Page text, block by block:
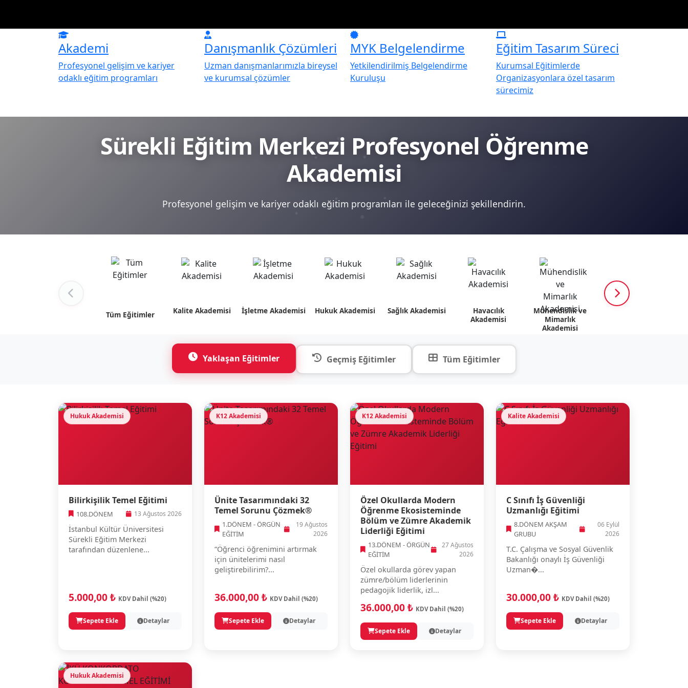
Akademi
Profesyonel gelişim ve kariyer
odaklı eğitim programları
Danışmanlık Çözümleri
Uzman danışmanlarımızla bireysel
ve kurumsal çözümler
MYK Belgelendirme
Yetkilendirilmiş Belgelendirme
Kuruluşu
Eğitim Tasarım Süreci
Kurumsal Eğitimlerde
Organizasyonlara özel tasarım
sürecimiz
Sürekli Eğitim Merkezi Profesyonel Öğrenme
Akademisi
Profesyonel gelişim ve kariyer odaklı eğitim programları ile geleceğinizi şekillendirin.
Tüm Eğitimler Kalite Akademisi İşletme Akademisi Hukuk Akademisi Sağlık Akademisi
Havacılık
Akademisi
Mühendislik ve
Mimarlık
Akademisi
Yaklaşan Eğitimler Geçmiş Eğitimler Tüm Eğitimler
Hukuk Akademisi
Bilirkişilik Temel Eğitimi
108.DÖNEM 13 Ağustos 2026
İstanbul Kültür Üniversitesi
Sürekli Eğitim Merkezi
tarafından düzenlene...
5.000,00 ₺ KDV Dahil (%20)
Sepete Ekle Detaylar
K12 Akademisi
Ünite Tasarımındaki 32
Temel Sorunu Çözmek®
1.DÖNEM - ÖRGÜN
EĞİTİM
19 Ağustos
2026
“Öğrenci öğrenimini artırmak
için ünitelerimi nasıl
geliştirebilirim?...
36.000,00 ₺ KDV Dahil (%20)
Sepete Ekle Detaylar
K12 Akademisi
Özel Okullarda Modern
Öğrenme Ekosisteminde
Bölüm ve Zümre Akademik
Liderliği Eğitimi
13.DÖNEM - ÖRGÜN
EĞİTİM
27 Ağustos
2026
Özel okullarda görev yapan
zümre/bölüm liderlerinin
pedagojik liderlik, izl...
36.000,00 ₺ KDV Dahil (%20)
Sepete Ekle Detaylar
Kalite Akademisi
C Sınıfı İş Güvenliği
Uzmanlığı Eğitimi
8.DÖNEM AKŞAM
GRUBU
06 Eylül
2026
T.C. Çalışma ve Sosyal Güvenlik
Bakanlığı onaylı İş Güvenliği
Uzman�...
30.000,00 ₺ KDV Dahil (%20)
Sepete Ekle Detaylar
Hukuk Akademisi